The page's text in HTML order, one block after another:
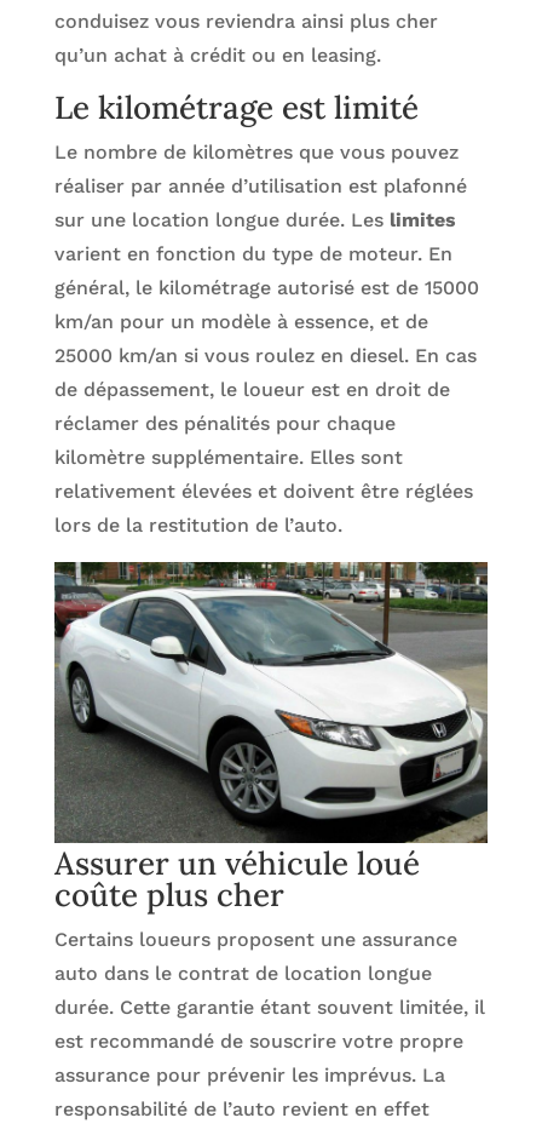
conduisez vous reviendra ainsi plus cher
qu’un achat à crédit ou en leasing.
Le kilométrage est limité
Le nombre de kilomètres que vous pouvez
réaliser par année d’utilisation est plafonné
sur une location longue durée. Les limites
varient en fonction du type de moteur. En
général, le kilométrage autorisé est de 15000
km/an pour un modèle à essence, et de
25000 km/an si vous roulez en diesel. En cas
de dépassement, le loueur est en droit de
réclamer des pénalités pour chaque
kilomètre supplémentaire. Elles sont
relativement élevées et doivent être réglées
lors de la restitution de l’auto.
Assurer un véhicule loué
coûte plus cher
Certains loueurs proposent une assurance
auto dans le contrat de location longue
durée. Cette garantie étant souvent limitée, il
est recommandé de souscrire votre propre
assurance pour prévenir les imprévus. La
responsabilité de l’auto revient en effet